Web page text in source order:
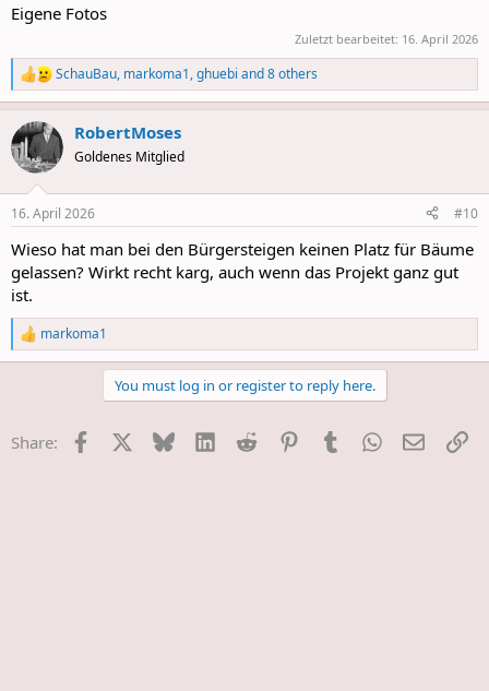
Eigene Fotos
Zuletzt bearbeitet: 16. April 2026
R
e
a
c
t
i
s
SchauBau, markoma1,ghuebi and 8 others
RobertMoses
Goldenes Mitglied
16. April 2026 #10
Wieso hat man bei den Bürgersteigen keinen Platz für Bäume
gelassen? Wirkt recht karg, auch wenn das Projekt ganz gut
ist.
R
e
o
markoma1
You must log in or register to reply here.
Share: Facebook Bluesky LinkedInReddit PinterestTumblrWhatsApp
E-Mail